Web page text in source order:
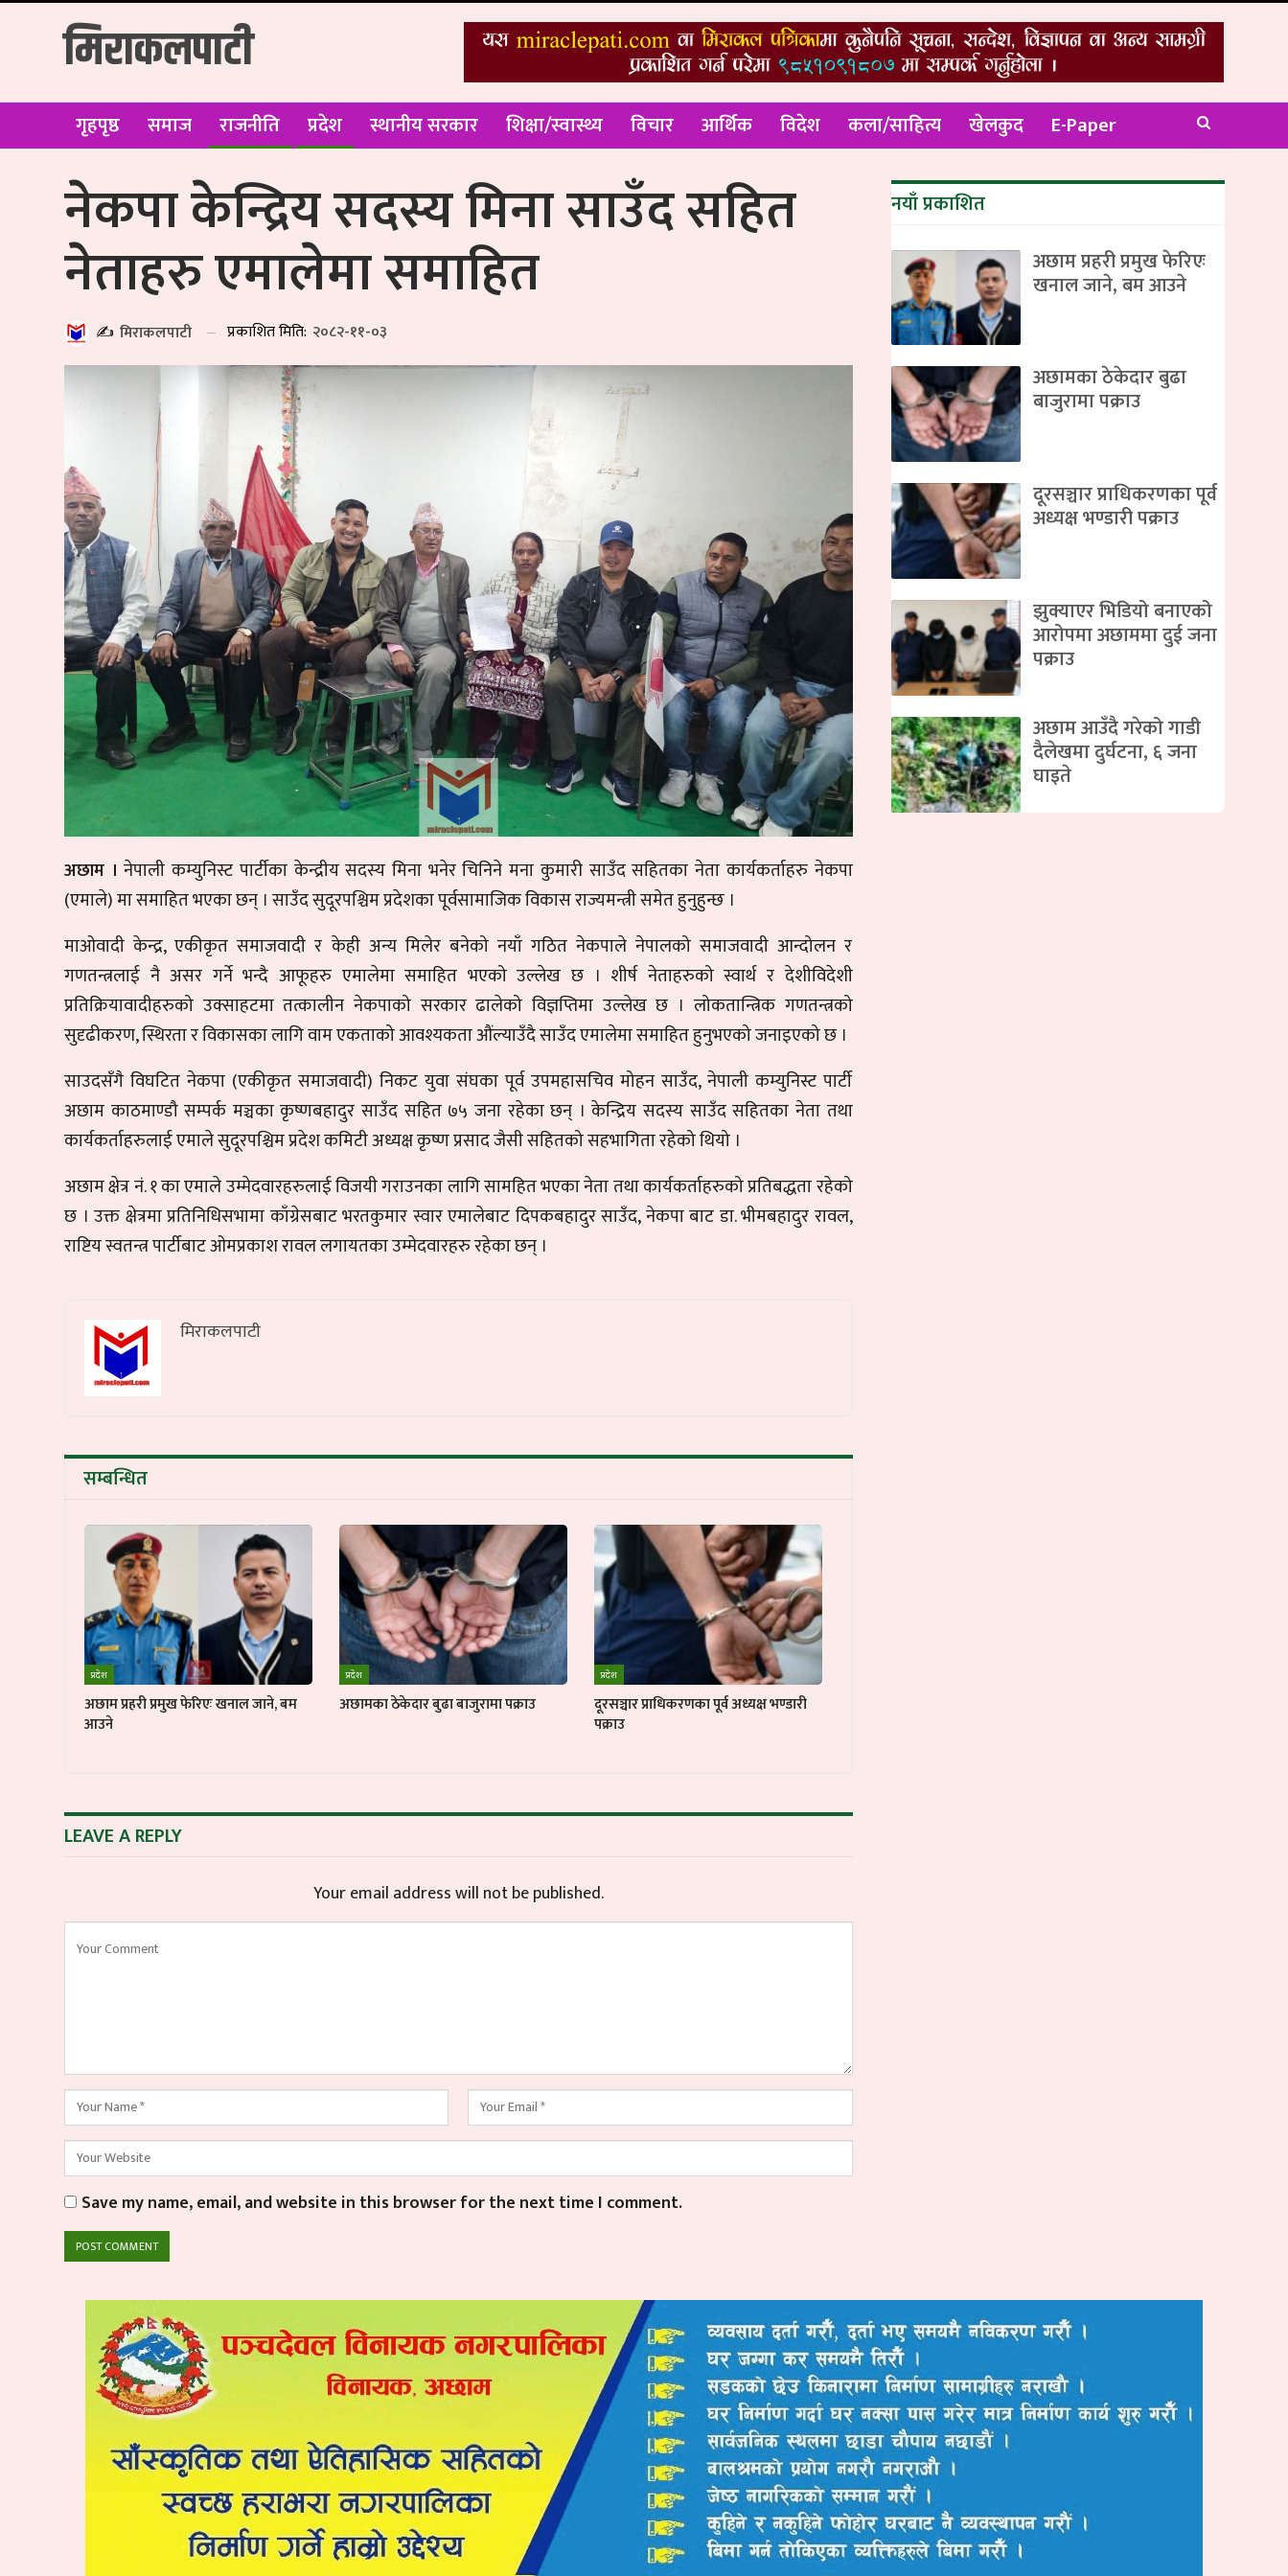
मिराकलपाटी
गृहपृष्ठ समाज राजनीति प्रदेश स्थानीय सरकार शिक्षा/स्वास्थ्य विचार आर्थिक विदेश कला/साहित्य खेलकुद E-Paper
नेकपा केन्द्रिय सदस्य मिना साउँद सहित
नेताहरु एमालेमा समाहित
✍️ मिराकलपाटी प्रकाशित मिति: २०८२-११-०३
अछाम । नेपाली कम्युनिस्ट पार्टीका केन्द्रीय सदस्य मिना भनेर चिनिने मना कुमारी साउँद सहितका नेता कार्यकर्ताहरु नेकपा
(एमाले) मा समाहित भएका छन् । साउँद सुदूरपश्चिम प्रदेशका पूर्वसामाजिक विकास राज्यमन्त्री समेत हुनुहुन्छ ।
माओवादी केन्द्र, एकीकृत समाजवादी र केही अन्य मिलेर बनेको नयाँ गठित नेकपाले नेपालको समाजवादी आन्दोलन र
गणतन्त्रलाई नै असर गर्ने भन्दै आफूहरु एमालेमा समाहित भएको उल्लेख छ । शीर्ष नेताहरुको स्वार्थ र देशीविदेशी
प्रतिक्रियावादीहरुको उक्साहटमा तत्कालीन नेकपाको सरकार ढालेको विज्ञप्तिमा उल्लेख छ । लोकतान्त्रिक गणतन्त्रको
सुदृढीकरण, स्थिरता र विकासका लागि वाम एकताको आवश्यकता औंल्याउँदै साउँद एमालेमा समाहित हुनुभएको जनाइएको छ ।
साउदसँगै विघटित नेकपा (एकीकृत समाजवादी) निकट युवा संघका पूर्व उपमहासचिव मोहन साउँद, नेपाली कम्युनिस्ट पार्टी
अछाम काठमाण्डौ सम्पर्क मञ्चका कृष्णबहादुर साउँद सहित ७५ जना रहेका छन् । केन्द्रिय सदस्य साउँद सहितका नेता तथा
कार्यकर्ताहरुलाई एमाले सुदूरपश्चिम प्रदेश कमिटी अध्यक्ष कृष्ण प्रसाद जैसी सहितको सहभागिता रहेको थियो ।
अछाम क्षेत्र नं. १ का एमाले उम्मेदवारहरुलाई विजयी गराउनका लागि सामहित भएका नेता तथा कार्यकर्ताहरुको प्रतिबद्धता रहेको
छ । उक्त क्षेत्रमा प्रतिनिधिसभामा काँग्रेसबाट भरतकुमार स्वार एमालेबाट दिपकबहादुर साउँद, नेकपा बाट डा. भीमबहादुर रावल,
राष्टिय स्वतन्त्र पार्टीबाट ओमप्रकाश रावल लगायतका उम्मेदवारहरु रहेका छन् ।
मिराकलपाटी
सम्बन्धित
प्रदेश
अछाम प्रहरी प्रमुख फेरिएः खनाल जाने, बम
आउने
प्रदेश
अछामका ठेकेदार बुढा बाजुरामा पक्राउ
प्रदेश
दूरसञ्चार प्राधिकरणका पूर्व अध्यक्ष भण्डारी
पक्राउ
LEAVE A REPLY
Your email address will not be published.
Save my name, email, and website in this browser for the next time I comment.
नयाँ प्रकाशित
अछाम प्रहरी प्रमुख फेरिएः
खनाल जाने, बम आउने
अछामका ठेकेदार बुढा
बाजुरामा पक्राउ
दूरसञ्चार प्राधिकरणका पूर्व
अध्यक्ष भण्डारी पक्राउ
झुक्याएर भिडियो बनाएको
आरोपमा अछाममा दुई जना
पक्राउ
अछाम आउँदै गरेको गाडी
दैलेखमा दुर्घटना, ६ जना
घाइते